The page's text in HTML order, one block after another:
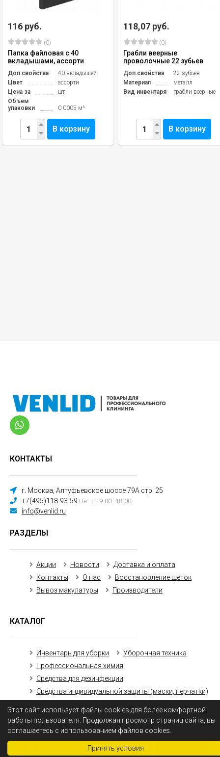
Принять условия
Этот сайт использует файлы cookies для более комфортной
работы пользователя. Продолжая просмотр страниц сайта, вы
соглашаетесь с использованием файлов cookies.
116 руб.
(0)
Папка файловая с 40
вкладышами, ассорти
Доп.свойства
40 вкладышей
Цвет
ассорти
Цена за
шт
Объем
упаковки
0.0005 м³
В корзину
118,07 руб.
(0)
Грабли веерные
проволочные 22 зубьев
Доп.свойства
22 зубьев
Материал
металл
Вид инвентаря
грабли веерные
В корзину
КОНТАКТЫ
г. Москва, Алтуфьевское шоссе 79А стр. 25
+7(495)118-93-59 Пн—Пт 9:00—18:00
info@venlid.ru
РАЗДЕЛЫ
Акции Новости
Доставка и оплата
Контакты
О нас
Восстановление щеток
Вывоз макулатуры
Производители
КАТАЛОГ
Инвентарь для уборки
Уборочная техника
Профессиональная химия
Средства для дезинфекции
Средства индивидуальной защиты (маски, перчатки)
Получить оптовый прайс-лист